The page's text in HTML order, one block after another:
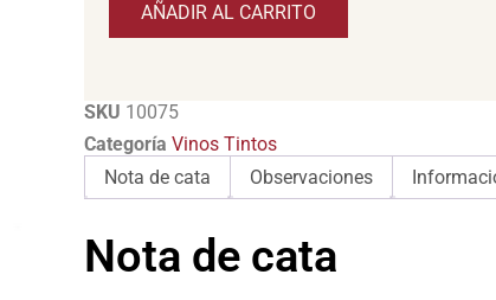
AÑADIR AL CARRITO
SKU 10075
Categoría Vinos Tintos
Nota de cata
Observaciones
Nota de cata